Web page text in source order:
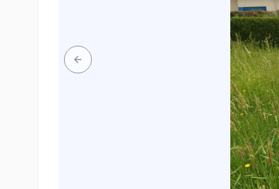
Previous slide